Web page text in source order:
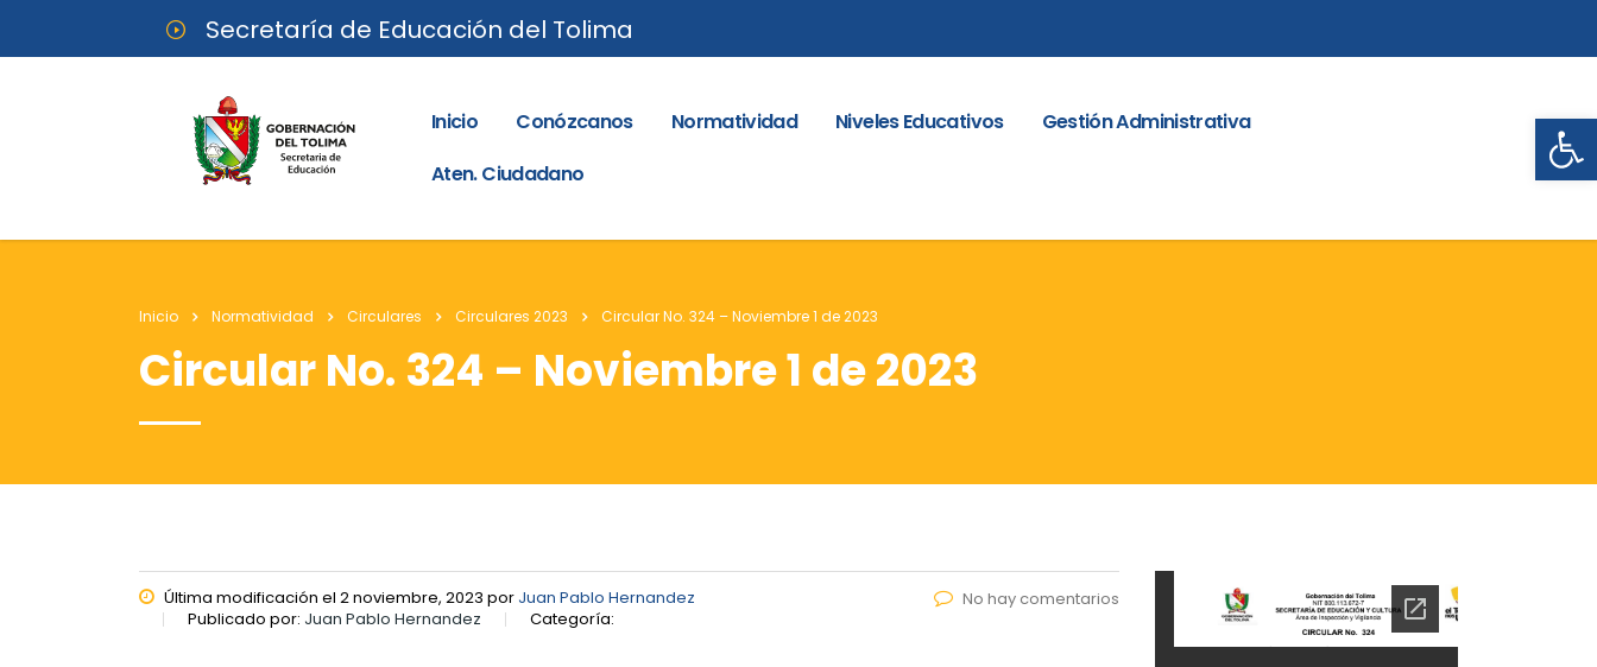
Secretaría de Educación del Tolima
Inicio Conózcanos Normatividad Niveles Educativos
Gestión Administrativa
Aten. Ciudadano
Inicio Normatividad Circulares Circulares 2023 Circular No. 324 – Noviembre 1 de 2023
Circular No. 324 – Noviembre 1 de 2023
Última modificación el 2 noviembre, 2023 por Juan Pablo Hernandez
Publicado por: Juan Pablo Hernandez Categoría:
No hay comentarios